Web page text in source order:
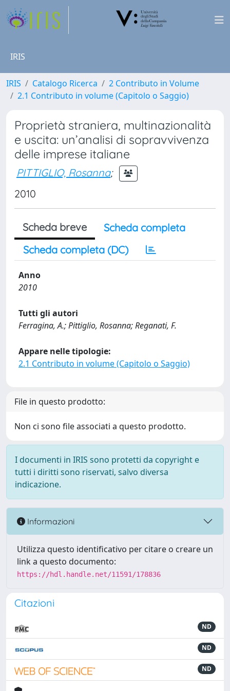
IRIS
IRIS Catalogo Ricerca
2 Contributo in Volume
2.1 Contributo in volume (Capitolo o Saggio)
Proprietà straniera, multinazionalità
e uscita: un’analisi di sopravvivenza
delle imprese italiane
PITTIGLIO, Rosanna;
2010
Scheda breve
Scheda completa
Scheda completa (DC)
Anno
2010
Tutti gli autori
Ferragina, A.; Pittiglio, Rosanna; Reganati, F.
Appare nelle tipologie:
2.1 Contributo in volume (Capitolo o Saggio)
File in questo prodotto:
Non ci sono file associati a questo prodotto.
I documenti in IRIS sono protetti da copyright e
tutti i diritti sono riservati, salvo diversa
indicazione.
Informazioni
Utilizza questo identificativo per citare o creare un
link a questo documento:
https://hdl.handle.net/11591/178836
Citazioni
ND
ND
ND